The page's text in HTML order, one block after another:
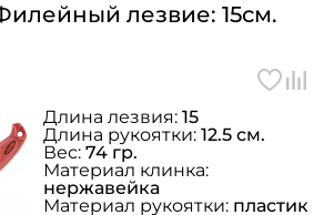
лезвие: 15см.
Длина лезвия: 15
Длина рукоятки: 12.5 см.
Вес: 74 гр.
Материал клинка:
нержавейка
Материал рукоятки: пластик